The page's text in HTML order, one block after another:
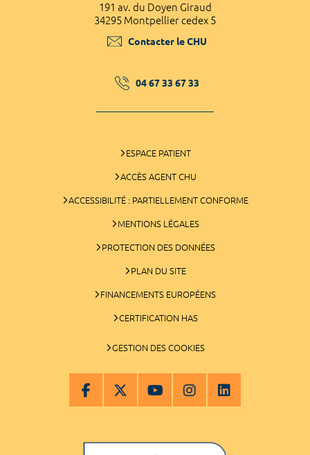
191 av. du Doyen Giraud
34295 Montpellier cedex 5
Contacter le CHU
04 67 33 67 33
ESPACE PATIENT
ACCÈS AGENT CHU
ACCESSIBILITÉ : PARTIELLEMENT CONFORME
MENTIONS LÉGALES
PROTECTION DES DONNÉES
PLAN DU SITE
FINANCEMENTS EUROPÉENS
CERTIFICATION HAS
GESTION DES COOKIES